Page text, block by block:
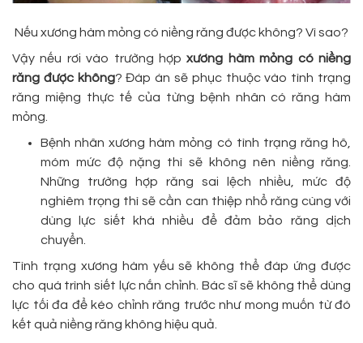
Nếu xương hàm mỏng có niềng răng được không? Vì sao?
Vậy nếu rơi vào trường hợpxương hàm mỏng có niềng
răng được không? Đáp án sẽ phục thuộc vào tình trạng
răng miệng thực tế của từng bệnh nhân có răng hàm
mỏng.
Bệnh nhân xương hàm mỏng có tình trạng răng hô,
móm mức độ nặng thì sẽ không nên niềng răng.
Những trường hợp răng sai lệch nhiều, mức độ
nghiêm trọng thì sẽ cần can thiệp nhổ răng cùng với
dùng lực siết khá nhiều để đảm bảo răng dịch
chuyển.
Tình trạng xương hàm yếu sẽ không thể đáp ứng được
cho quá trình siết lực nắn chỉnh. Bác sĩ sẽ không thể dùng
lực tối đa để kéo chỉnh răng trước như mong muốn từ đó
kết quả niềng răng không hiệu quả.